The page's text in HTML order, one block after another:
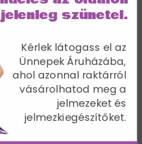
résztvevő vagy házigazda.
Folyékony latex
Kérlek látogass el az
Ünnepek Áruházába,
ahol azonnal raktárról
vásárolhatod meg a
jelmezeket és
jelmezkiegészítőket.
jelenleg szünetel.